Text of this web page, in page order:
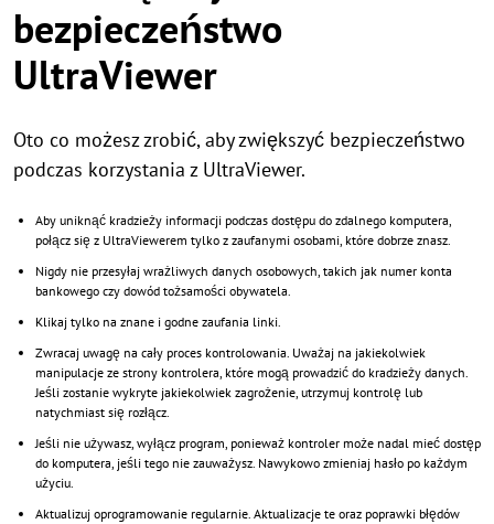
bezpieczeństwo
UltraViewer
Oto co możesz zrobić, aby zwiększyć bezpieczeństwo
podczas korzystania z UltraViewer.
Aby uniknąć kradzieży informacji podczas dostępu do zdalnego komputera,
połącz się z UltraViewerem tylko z zaufanymi osobami, które dobrze znasz.
Nigdy nie przesyłaj wrażliwych danych osobowych, takich jak numer konta
bankowego czy dowód tożsamości obywatela.
Klikaj tylko na znane i godne zaufania linki.
Zwracaj uwagę na cały proces kontrolowania. Uważaj na jakiekolwiek
manipulacje ze strony kontrolera, które mogą prowadzić do kradzieży danych.
Jeśli zostanie wykryte jakiekolwiek zagrożenie, utrzymuj kontrolę lub
natychmiast się rozłącz.
Jeśli nie używasz, wyłącz program, ponieważ kontroler może nadal mieć dostęp
do komputera, jeśli tego nie zauważysz. Nawykowo zmieniaj hasło po każdym
użyciu.
Aktualizuj oprogramowanie regularnie. Aktualizacje te oraz poprawki błędów